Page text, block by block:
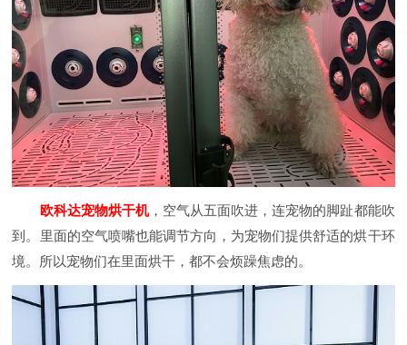
欧科达宠物烘干机，空气从五面吹进，连宠物的脚趾都能吹
到。里面的空气喷嘴也能调节方向，为宠物们提供舒适的烘干环
境。所以宠物们在里面烘干，都不会烦躁焦虑的。